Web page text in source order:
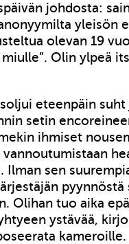
johdosta:
yleisön
olevan 19
Olin ylpeä
eteenpäin
setin
ihmiset
Ilman sen
Olihan tuo aika
ystävää,